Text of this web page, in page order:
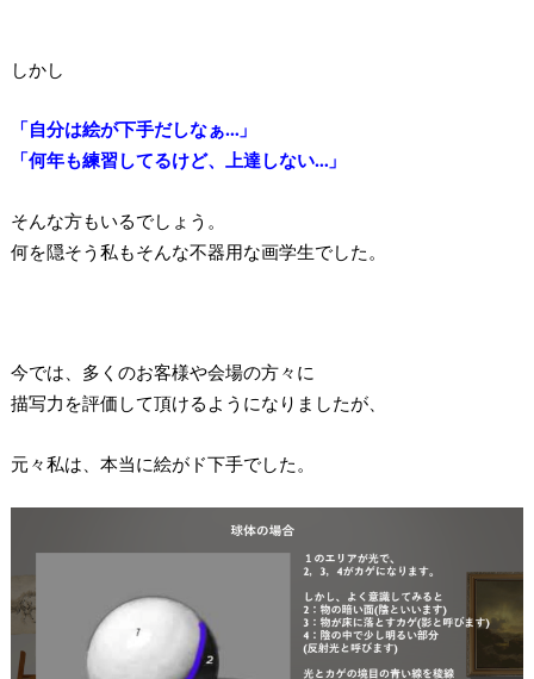
しかし
「自分は絵が下手だしなぁ…」
「何年も練習してるけど、上達しない…」
そんな方もいるでしょう。
何を隠そう私もそんな不器用な画学生でした。
今では、多くのお客様や会場の方々に
描写力を評価して頂けるようになりましたが、
元々私は、本当に絵がド下手でした。